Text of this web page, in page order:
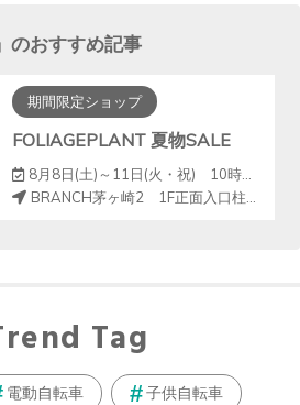
のおすすめ記事
期間限定ショップ
FOLIAGEPLANT 夏物SALE
8月8日(土)～11日(火・祝) 10時～18時
BRANCH茅ヶ崎2 1F正面入口柱周り（クイックカット前）
Tag
電動自転車 子供自転車